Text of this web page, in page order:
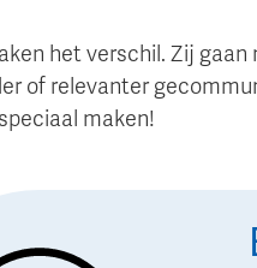
het verschil. Zij
of relevanter
maken!